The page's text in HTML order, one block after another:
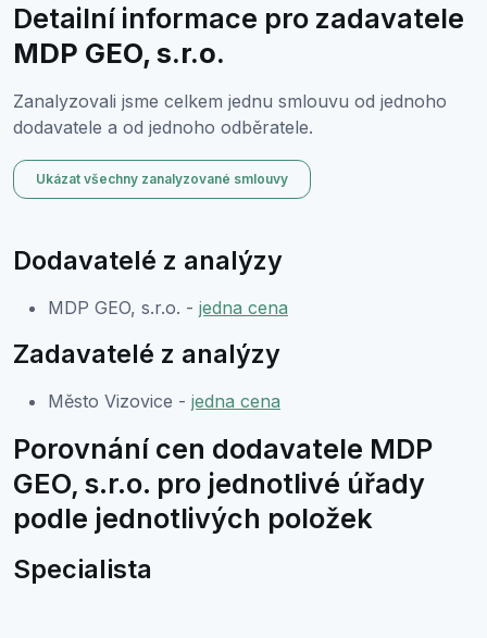
Detailní informace pro zadavatele
MDP GEO, s.r.o.
Zanalyzovali jsme celkem jednu smlouvu od jednoho
dodavatele a od jednoho odběratele.
Ukázat všechny zanalyzované smlouvy
Dodavatelé z analýzy
MDP GEO, s.r.o. - jedna cena
Zadavatelé z analýzy
Město Vizovice - jedna cena
Porovnání cen dodavatele MDP
GEO, s.r.o. pro jednotlivé úřady
podle jednotlivých položek
Specialista